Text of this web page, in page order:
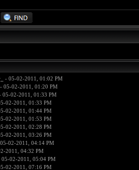
- 05-02-2011, 01:02 PM
05-02-2011, 01:20 PM
05-02-2011, 01:33 PM
02-2011, 01:33 PM
02-2011, 01:44 PM
02-2011, 01:53 PM
02-2011, 02:28 PM
02-2011, 03:26 PM
02-2011, 04:14 PM
2011, 04:32 PM
02-2011, 05:04 PM
02-2011, 07:16 PM